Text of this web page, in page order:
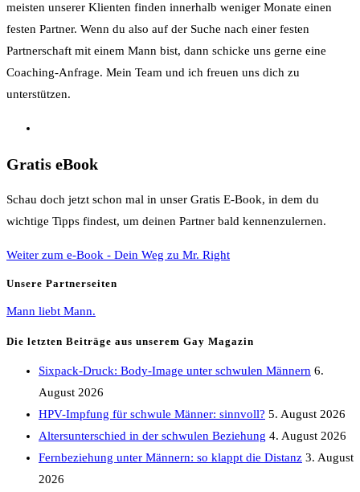
meisten unserer Klienten finden innerhalb weniger Monate einen
festen Partner. Wenn du also auf der Suche nach einer festen
Partnerschaft mit einem Mann bist, dann schicke uns gerne eine
Coaching-Anfrage. Mein Team und ich freuen uns dich zu
unterstützen.
Gratis eBook
Schau doch jetzt schon mal in unser Gratis E-Book, in dem du
wichtige Tipps findest, um deinen Partner bald kennenzulernen.
Weiter zum e-Book - Dein Weg zu Mr. Right
Unsere Partnerseiten
Mann liebt Mann.
Die letzten Beiträge aus unserem Gay Magazin
Sixpack-Druck: Body-Image unter schwulen Männern 6.
August 2026
HPV-Impfung für schwule Männer: sinnvoll? 5. August 2026
Altersunterschied in der schwulen Beziehung 4. August 2026
Fernbeziehung unter Männern: so klappt die Distanz 3. August
2026